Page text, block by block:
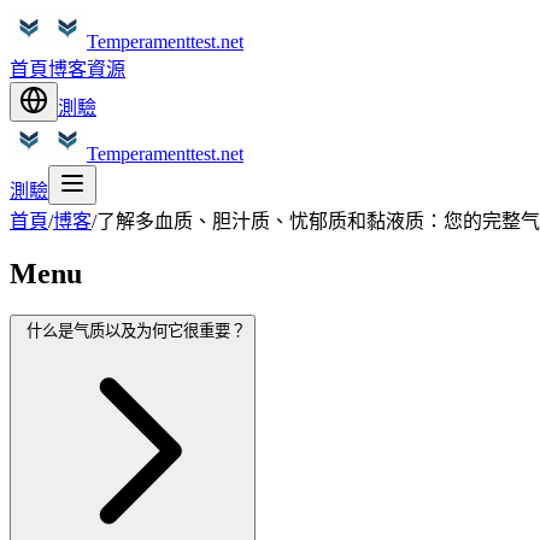
Temperamenttest.net
首頁博客資源
測驗
Temperamenttest.net
測驗
首頁/博客/了解多血质、胆汁质、忧郁质和黏液质：您的完整
Menu
什么是气质以及为何它很重要？